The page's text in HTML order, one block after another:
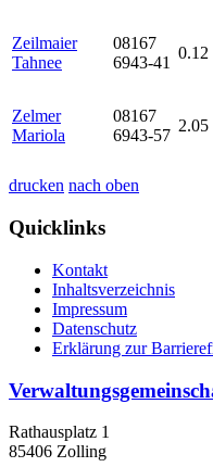
Zeilmaier
Tahnee
08167
6943-41
0.12
Zelmer
Mariola
08167
6943-57
2.05
drucken nach oben
Quicklinks
Kontakt
Inhaltsverzeichnis
Impressum
Datenschutz
Erklärung zur
Rathausplatz 1
85406 Zolling